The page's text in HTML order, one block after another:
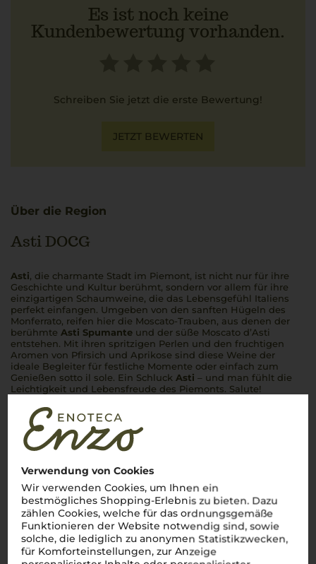
Verwendung von Cookies
Wir verwenden Cookies, um Ihnen ein
bestmögliches Shopping-Erlebnis zu bieten. Dazu
zählen Cookies, welche für das ordnungsgemäße
Funktionieren der Website notwendig sind, sowie
solche, die lediglich zu anonymen Statistikzwecken,
für Komforteinstellungen, zur Anzeige
Es ist noch keine
Kundenbewertung vorhanden.
Schreiben Sie jetzt die erste Bewertung!
JETZT BEWERTEN
Über die Region
Asti DOCG
Asti, die charmante Stadt im Piemont, ist nicht nur für ihre
Geschichte und Kultur berühmt, sondern vor allem für ihre
einzigartigen Schaumweine, die das Lebensgefühl Italiens
perfekt einfangen. Umgeben von den sanften Hügeln des
Monferrato, reifen hier die Moscato-Trauben, aus denen der
berühmte Asti Spumante und der süße Moscato d’Asti
entstehen. Mit ihren spritzigen Perlen und den fruchtigen
Aromen von Pfirsich und Aprikose sind diese Weine der
ideale Begleiter für festliche Momente oder einfach zum
Genießen sotto il sole. Ein Schluck Asti – und man fühlt die
Leichtigkeit und Lebensfreude des Piemonts. Salute!
Mehr Weine aus Asti DOCG